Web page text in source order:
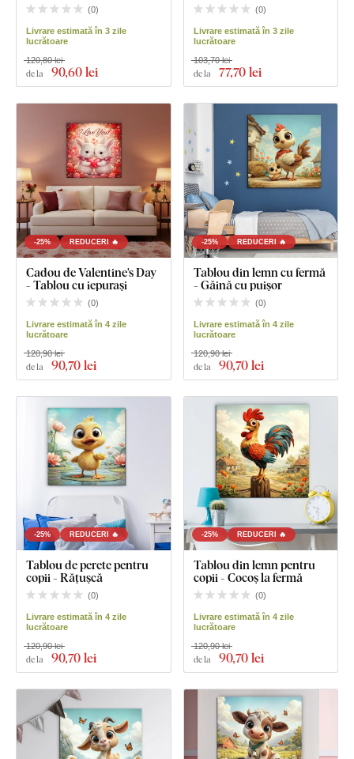
(0)
Livrare estimată în 3 zile
lucrătoare
de la 90,60 lei
120,80 lei
(0)
Livrare estimată în 3 zile
lucrătoare
de la 77,70 lei
103,70 lei
-25% REDUCERI 🔥
Cadou de Valentine’s Day
- Tablou cu iepurași
(0)
Livrare estimată în 4 zile
lucrătoare
de la 90,70 lei
120,90 lei
-25% REDUCERI 🔥
Tablou din lemn cu fermă
- Găină cu puișor
(0)
Livrare estimată în 4 zile
lucrătoare
de la 90,70 lei
120,90 lei
-25% REDUCERI 🔥
Tablou de perete pentru
copii - Rățușcă
(0)
Livrare estimată în 4 zile
lucrătoare
de la 90,70 lei
120,90 lei
-25% REDUCERI 🔥
Tablou din lemn pentru
copii - Cocoș la fermă
(0)
Livrare estimată în 4 zile
lucrătoare
de la 90,70 lei
120,90 lei